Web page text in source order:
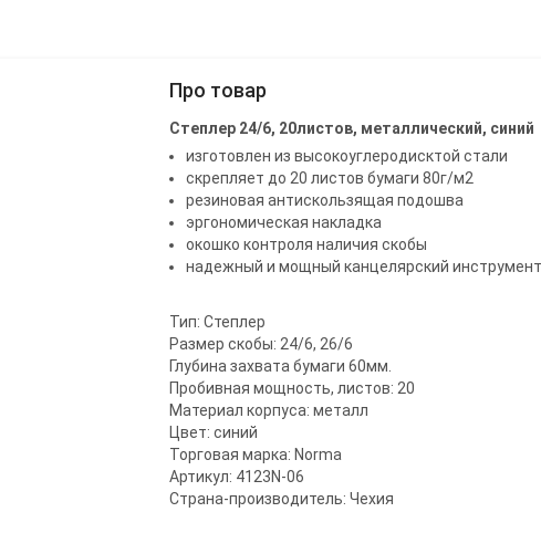
Про товар
Степлер 24/6, 20листов, металлический, синий
изготовлен из высокоуглеродисктой стали
скрепляет до 20 листов бумаги 80г/м2
резиновая антискользящая подошва
эргономическая накладка
окошко контроля наличия скобы
надежный и мощный канцелярский
Тип: Степлер
Размер скобы: 24/6, 26/6
Глубина захвата бумаги 60мм.
Пробивная мощность, листов: 20
Материал корпуса: металл
Цвет: синий
Торговая марка: Norma
Артикул: 4123N-06
Страна-производитель: Чехия